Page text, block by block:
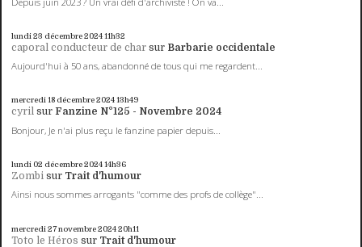
lundi 23 décembre 202411h32
caporal conducteur de char sur Barbarie occidentale
Aujourd'hui à 50 ans, abandonné de tous qui me regardent...
mercredi 18 décembre 202413h49
cyril sur Fanzine N°125 - Novembre 2024
Bonjour, Je n'ai plus reçu le fanzine papier depuis...
lundi 02 décembre 202414h36
Zombi sur Trait d'humour
Ainsi nous sommes arrogants "comme des profs de collège"...
mercredi 27novembre 202420h11
Toto le Héros sur Trait d'humour